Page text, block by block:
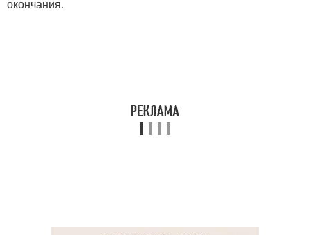
окончания.